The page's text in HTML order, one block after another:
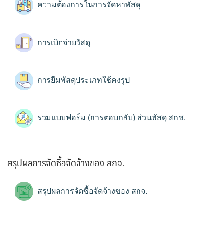
ความต้องการในการจัดหาพัสดุ
การเบิกจ่ายวัสดุ
การยืมพัสดุประเภทใช้คงรูป
รวมแบบฟอร์ม (การตอบกลับ) ส่วนพัสดุ สกช.
สรุปผลการจัดซื้อจัดจ้างของ สกจ.
สรุปผลการจัดซื้อจัดจ้างของ สกจ.